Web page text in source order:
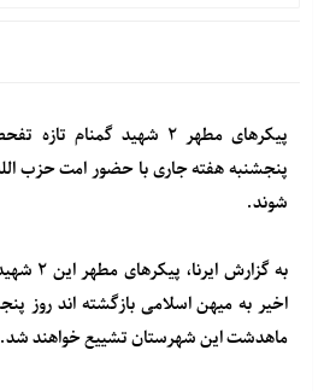
پیکرهای مطهر ۲ شهید
پنجشنبه هفته جاری با حضور امت حزب
شوند.
به
اخیر به میهن اسلامی بازگشته اند روز
ماهدشت این شهرستان تشییع خواهند شد.